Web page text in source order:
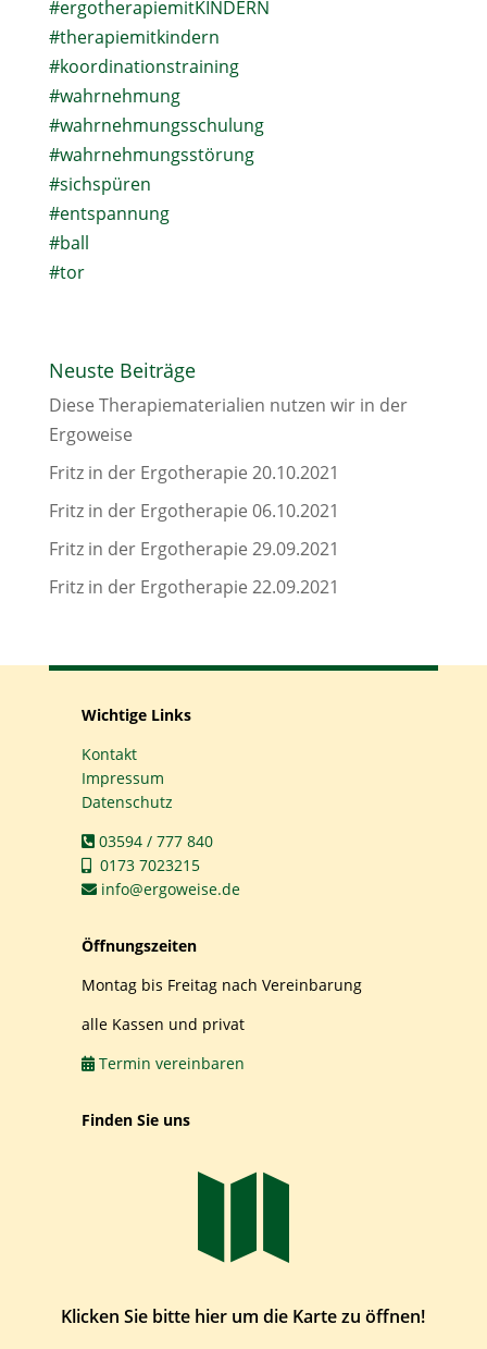
#ergotherapiemitKINDERN
#therapiemitkindern
#koordinationstraining
#wahrnehmung
#wahrnehmungsschulung
#wahrnehmungsstörung
#sichspüren
#entspannung
#ball
#tor
Neuste Beiträge
Diese Therapiematerialien nutzen wir in der
Ergoweise
Fritz in der Ergotherapie 20.10.2021
Fritz in der Ergotherapie 06.10.2021
Fritz in der Ergotherapie 29.09.2021
Fritz in der Ergotherapie 22.09.2021
Wichtige Links
Kontakt
Impressum
Datenschutz
03594 / 777 840
0173 7023215
info@ergoweise.de
Öffnungszeiten
Montag bis Freitag nach Vereinbarung
alle Kassen und privat
Termin vereinbaren
Finden Sie uns

Klicken Sie bitte hier um die Karte zu öffnen!